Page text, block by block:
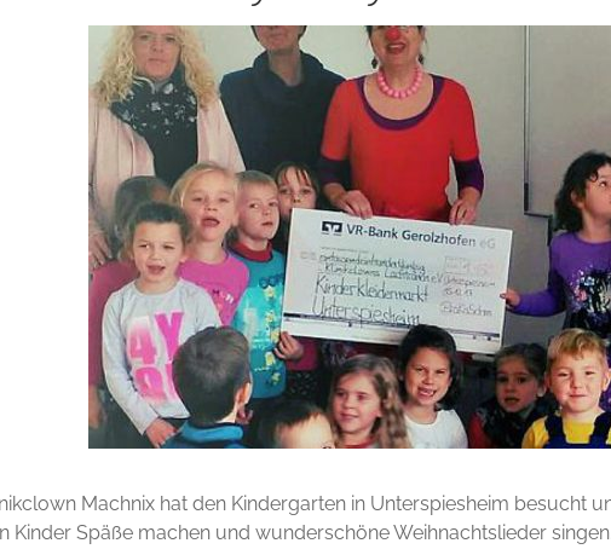
Machnix hat den Kindergarten in Unterspiesheim besucht
Kinder Späße machen und wunderschöne Weihnachtslieder